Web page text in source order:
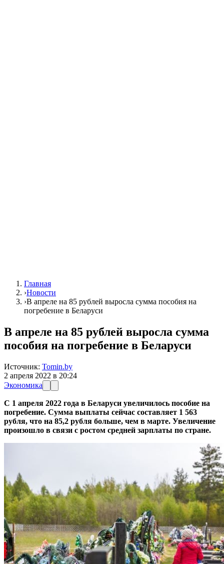
Главная
›Новости
›В апреле на 85 рублей выросла сумма пособия на
погребение в Беларуси
В апреле на 85 рублей выросла сумма
пособия на погребение в Беларуси
Источник: Tomin.by
2 апреля 2022 в 20:24
Экономика
С 1 апреля 2022 года в Беларуси увеличилось пособие на
погребение. Сумма выплаты сейчас составляет 1 563
рубля, что на 85,2 рубля больше, чем в марте. Увеличение
произошло в связи с ростом средней зарплаты по стране.